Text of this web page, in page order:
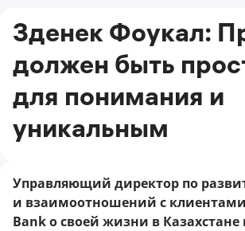
Зденек Фоукал:
должен быть
для понимания и
уникальным
Управляющий директор по
и взаимоотношений с
Bank о своей жизни в Казахстане